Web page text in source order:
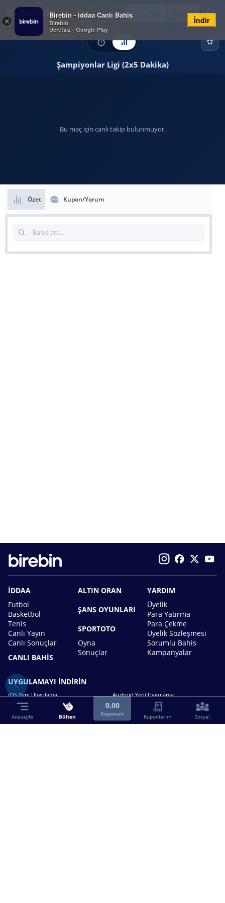
×
Birebin - iddaa Canlı Bahis
Birebin
Ücretsiz - Google Play
İndir
Giriş Yap Üye Ol
Şampiyonlar Ligi (2x5 Dakika)
Bu maç için canlı takip bulunmuyor.
Özet Kupon/Yorum
İDDAA
Futbol
Basketbol
Tenis
Canlı Yayın
Canlı Sonuçlar
CANLI BAHİS
ALTIN ORAN
ŞANS OYUNLARI
SPORTOTO
Oyna
Sonuçlar
YARDIM
Üyelik
Para Yatırma
Para Çekme
Üyelik Sözleşmesi
Sorumlu Bahis
Kampanyalar
UYGULAMAYI İNDİRİN
iOS Yeni Uygulama Android Yeni Uygulama
Anasayfa Bülten
0.00
Kuponum Kuponlarım Sosyal